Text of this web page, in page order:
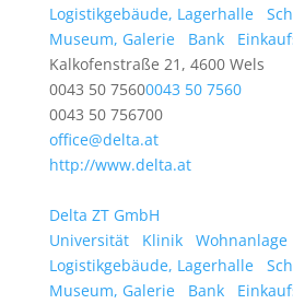
Logistikgebäude, Lagerhalle
Museum, Galerie
Bank
Kalkofenstraße 21, 4600 Wels
0043 50 75600043 50 7560
0043 50 756700
office@delta.at
http://www.delta.at
Delta ZT GmbH
Universität
Klinik Wohnanlage
Logistikgebäude, Lagerhalle
Museum, Galerie
Bank